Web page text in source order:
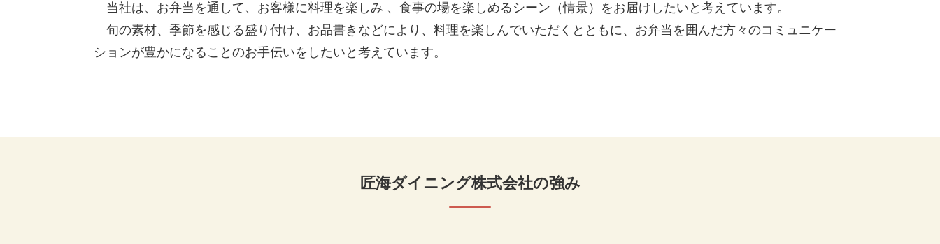
当社は、お弁当を通して、お客様に料理を楽しみ 、食事の場を楽しめるシーン（情景）をお届けしたいと考えています。
旬の素材、季節を感じる盛り付け、お品書きなどにより、料理を楽しんでいただくとともに、お弁当を囲んだ方々のコミュニケー
ションが豊かになることのお手伝いをしたいと考えています。
匠海ダイニング株式会社の強み